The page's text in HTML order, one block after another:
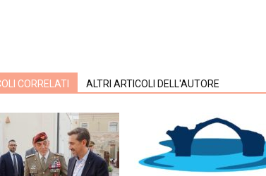
CORRELATI ALTRI ARTICOLI DELL'AUTORE